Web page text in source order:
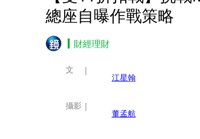
總座自曝作戰策略
財經理財
文
江星翰
攝影
董孟航